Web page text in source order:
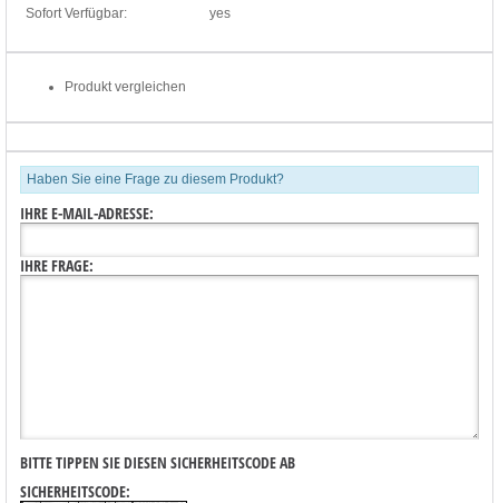
Sofort Verfügbar:
yes
Produkt vergleichen
Haben Sie eine Frage zu diesem Produkt?
IHRE E-MAIL-ADRESSE:
IHRE FRAGE:
BITTE TIPPEN SIE DIESEN SICHERHEITSCODE AB
SICHERHEITSCODE: